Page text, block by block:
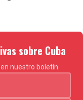
sobre Cuba
nuestro boletín.